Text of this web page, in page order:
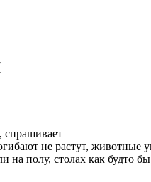
спрашивает
не растут,
на полу, столах как